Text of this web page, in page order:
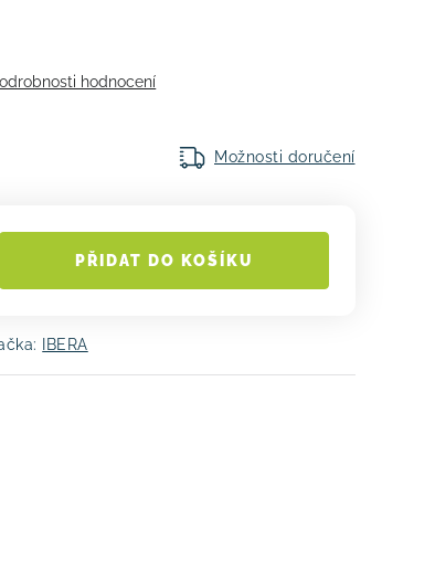
hodnocení
Možnosti doručení
PŘIDAT DO KOŠÍKU
IBERA